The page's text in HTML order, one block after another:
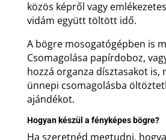
közös képről vagy
vidám együtt töltött idő.
A bögre mosogatógépben is
Csomagolása papírdoboz,
hozzá organza dísztasakot is,
ünnepi csomagolásba
ajándékot.
Hogyan készül a fényképes bögre?
Ha szeretnéd megtudni,